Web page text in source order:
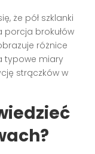
że pół szklanki
porcja brokułów
różnice
typowe miary
strączków w